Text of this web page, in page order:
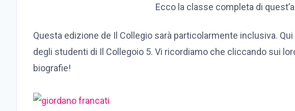
Ecco la classe completa di
Questa edizione de Il Collegio sarà particolarmente inclusiva.
degli studenti di Il Collegoio 5. Vi ricordiamo che cliccando sui
biografie!